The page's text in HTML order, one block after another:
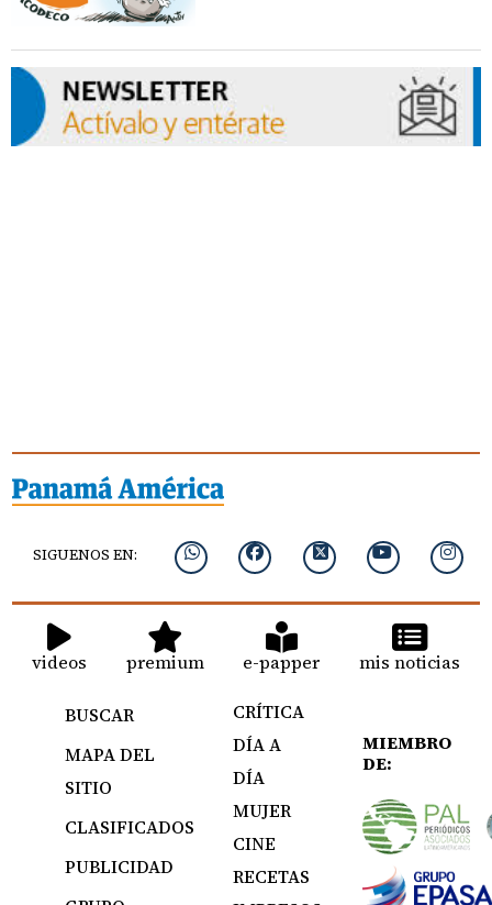
SIGUENOS EN:
videos premium e-papper mis noticias
BUSCAR
MAPA DEL
SITIO
CLASIFICADOS
PUBLICIDAD
CRÍTICA
DÍA A
DÍA
MUJER
CINE
RECETAS
MIEMBRO
DE: